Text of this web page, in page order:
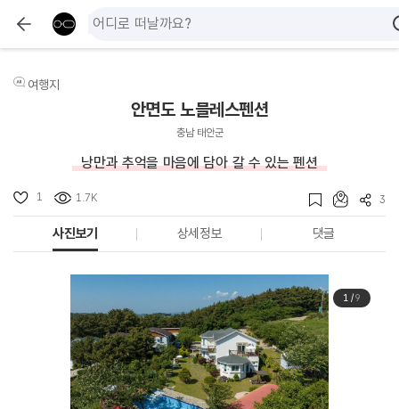
여행지
안면도 노블레스펜션
충남 태안군
낭만과 추억을 마음에 담아 갈 수 있는 펜션
1 1.7K 3
사진보기 상세정보 댓글
1/9